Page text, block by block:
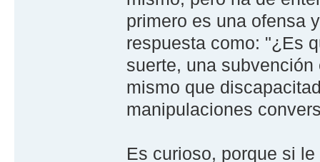
primero es una ofensa
respuesta como: "¿Es
suerte, una
mismo que
manipulaciones
Es curioso, porque si